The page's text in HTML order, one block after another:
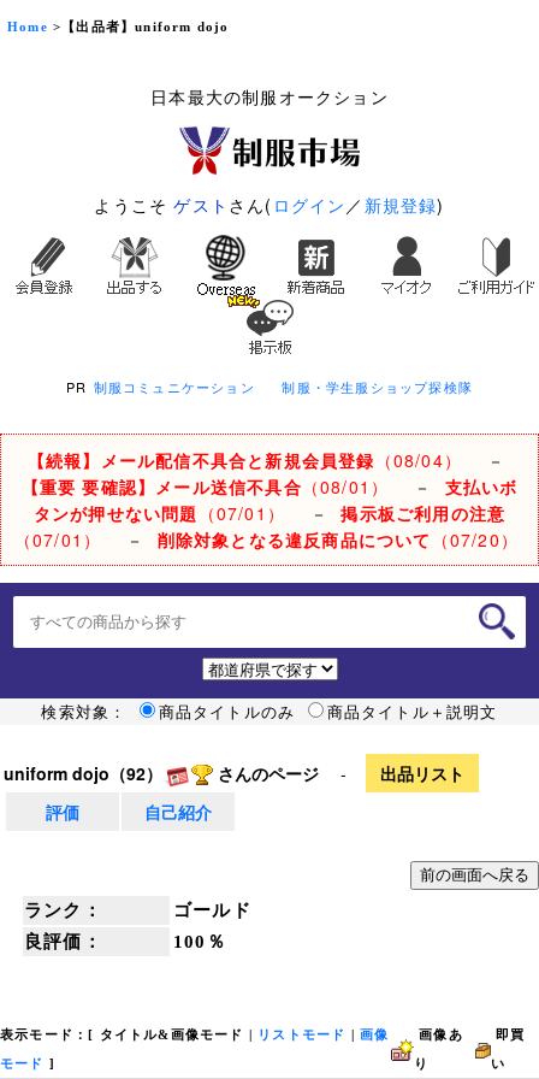
Home >【出品者】uniform dojo
日本最大の制服オークション
ようこそゲスト さん( ログイン ／ 新規登録)
PR 制服コミュニケーション 制服・学生服ショップ探検隊
【続報】メール配信不具合と新規会員登録 （08/04）
－
【重要 要確認】メール送信不具合 （08/01） － 支払いボ
タンが押せない問題 （07/01） －掲示板ご利用の注意
（07/01）
－ 削除対象となる違反商品について （07/20）
検索対象： 商品タイトルのみ 商品タイトル＋説明文
uniform dojo（92） さんのページ -
出品リスト
評価
自己紹介
ランク：
ゴールド
良評価：
100％
表示モード：[ タイトル&画像モード リストモード |画像
モード ]
画像あ
り
即買
い